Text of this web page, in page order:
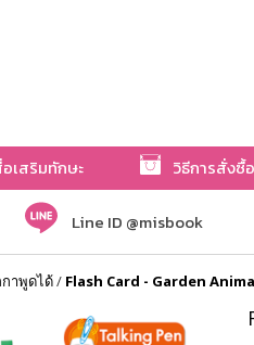
เสริมทักษะ วิธีการสั่งซื้อ
Line ID @misbook
าพูดได้/ Flash Card - Garden